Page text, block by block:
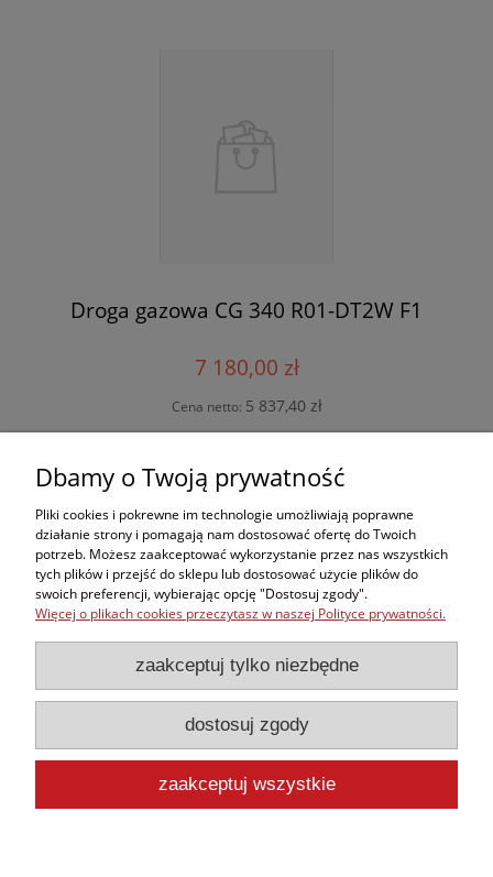
Droga gazowa CG 340 R01-DT2W F1
7 180,00 zł
Cena netto: 5 837,40 zł
Zakupy
Kontakt
Informacje
Moje konto
Dbamy o Twoją prywatność
Pliki cookies i pokrewne im technologie umożliwiają poprawne
działanie strony i pomagają nam dostosować ofertę do Twoich
potrzeb. Możesz zaakceptować wykorzystanie przez nas wszystkich
tych plików i przejść do sklepu lub dostosować użycie plików do
swoich preferencji, wybierając opcję "Dostosuj zgody".
Więcej o plikach cookies przeczytasz w naszej Polityce prywatności.
zaakceptuj tylko niezbędne
dostosuj zgody
zaakceptuj wszystkie